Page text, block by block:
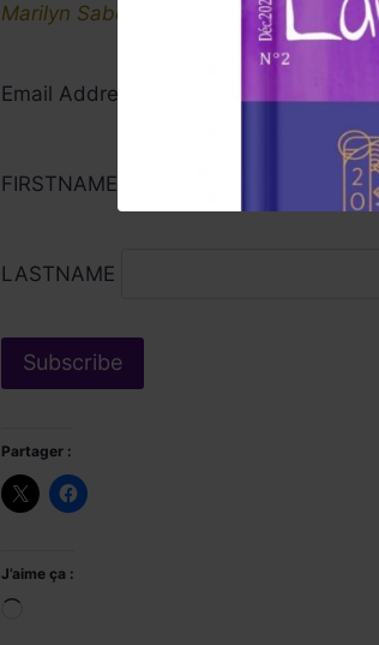
Marilyn Sabouraud rédactrice au
Email Address*
FIRSTNAME
LASTNAME
Partager :
J’aime ça :